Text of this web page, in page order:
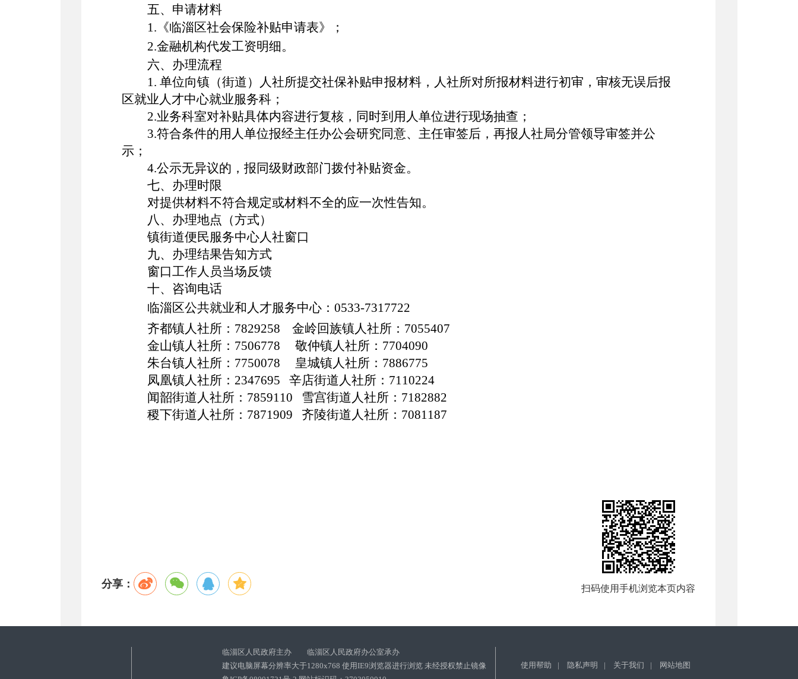
五、申请材料
1.《临淄区社会保险补贴申请表》
；
2.金融机构代发工资明细。
六、办理流程
1. 单位向镇（街道）人社所提交社保补贴申报材料，人社所对所报材料进行初审，审核无误后报
区就业人才中心就业服务科；
2.业务科室对补贴具体内容进行复核，同时到用人单位进行现场抽查；
3.符合条件的用人单位报经主任办公会研究同意、主任审签后，再报人社局分管领导审签并公
示；
4.公示无异议的，报同级财政部门拨付补贴资金。
七、办理时限
对提供材料不符合规定或材料不全的应一次性告知。
八、办理地点（方式）
镇街道便民服务中心人社窗口
九、办理结果告知方式
窗口工作人员当场反馈
十、咨询电话
临淄区公共就业和人才服务中心： 0533-7317722
齐都镇人社所： 7829258 金岭回族镇人社所：7055407
金山镇人社所： 7506778 敬仲镇人社所：7704090
朱台镇人社所： 7750078 皇城镇人社所：7886775
凤凰镇人社所： 2347695 辛店街道人社所：7110224
闻韶街道人社所： 7859110 雪宫街道人社所：7182882
稷下街道人社所： 7871909 齐陵街道人社所：7081187
分享： 扫码使用手机浏览本页内容
临淄区人民政府主办 临淄区人民政府办公室承办
建议电脑屏幕分辨率大于1280x768 使用IE9浏览器进行浏览 未经授权禁止镜像
使用帮助 | 隐私声明 | 关于我们 | 网站地图